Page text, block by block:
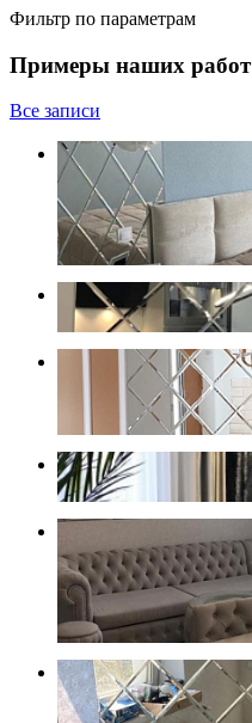
Фильтр по параметрам
Примеры наших работ
Все записи